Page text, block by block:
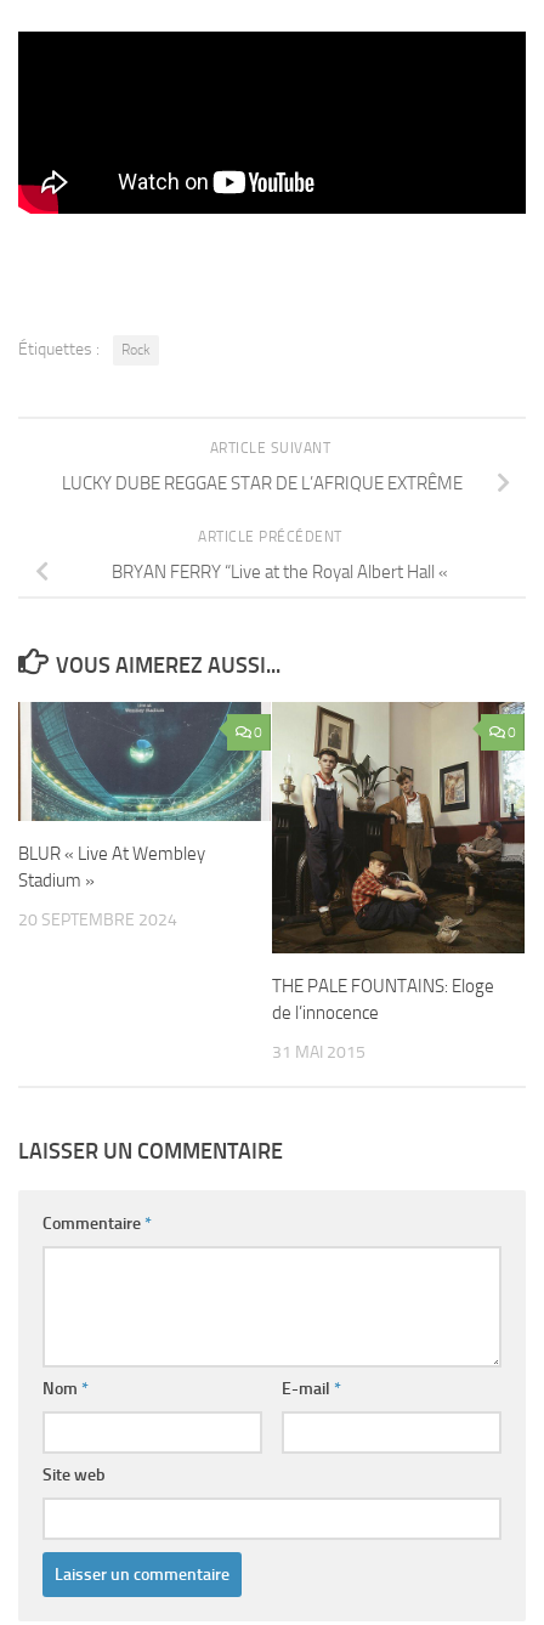
Étiquettes : Rock
ARTICLE SUIVANT
LUCKY DUBE REGGAE STAR DE L’AFRIQUE EXTRÊME
ARTICLE PRÉCÉDENT
BRYAN FERRY “Live at the Royal Albert Hall «
VOUS AIMEREZ AUSSI...
0
BLUR « Live At Wembley
Stadium »
20 SEPTEMBRE 2024
0
THE PALE FOUNTAINS: Eloge
de l’innocence
31 MAI 2015
LAISSER UN COMMENTAIRE
Commentaire*
Nom * E-mail *
Site web